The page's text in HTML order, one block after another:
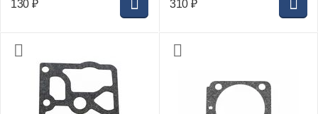
130 ₽ 310 ₽